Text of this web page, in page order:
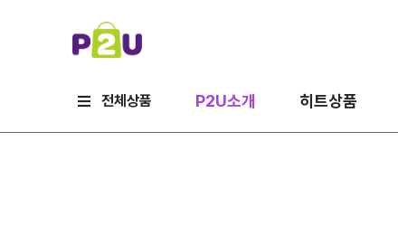
전체상품 P2U소개 히트상품